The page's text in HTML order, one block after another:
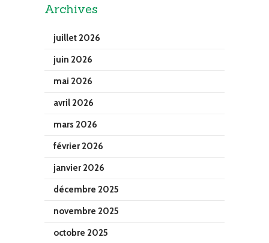
Archives
juillet 2026
juin 2026
mai 2026
avril 2026
mars 2026
février 2026
janvier 2026
décembre 2025
novembre 2025
octobre 2025